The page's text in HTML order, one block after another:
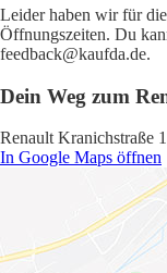
Leider haben wir für
Öffnungszeiten. Du
feedback@kaufda.de.
Dein Weg zum
Renault Kranichstraße
In Google Maps öffnen